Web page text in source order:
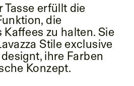
Tasse erfüllt die
die
zu halten. Sie
Stile exclusive
ihre Farben
Konzept.